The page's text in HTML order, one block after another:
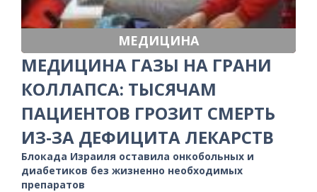
МЕДИЦИНА
МЕДИЦИНА ГАЗЫ НА ГРАНИ
КОЛЛАПСА: ТЫСЯЧАМ
ПАЦИЕНТОВ ГРОЗИТ СМЕРТЬ
ИЗ-ЗА ДЕФИЦИТА ЛЕКАРСТВ
Блокада Израиля оставила онкобольных и
диабетиков без жизненно необходимых
препаратов